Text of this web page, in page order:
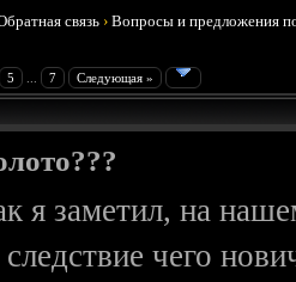
связь ›Вопросы и предложения
5 7 Следующая »
я заметил, на
чего